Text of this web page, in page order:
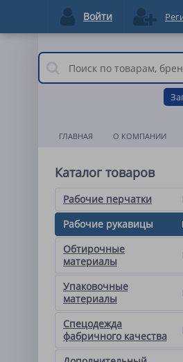
ГЛАВНАЯ О КОМПАНИИ
Каталог товаров
Рабочие перчатки
Рабочие рукавицы
Обтирочные
материалы
Упаковочные
материалы
Спецодежда
фабричного качества
Войти